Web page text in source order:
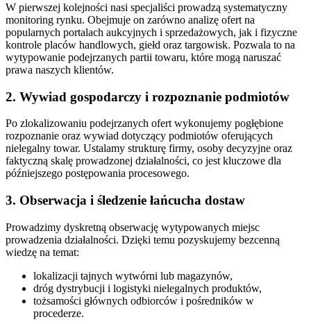
W pierwszej kolejności nasi specjaliści prowadzą systematyczny
monitoring rynku. Obejmuje on zarówno analizę ofert na
popularnych portalach aukcyjnych i sprzedażowych, jak i fizyczne
kontrole placów handlowych, giełd oraz targowisk. Pozwala to na
wytypowanie podejrzanych partii towaru, które mogą naruszać
prawa naszych klientów.
2. Wywiad gospodarczy i rozpoznanie podmiotów
Po zlokalizowaniu podejrzanych ofert wykonujemy pogłębione
rozpoznanie oraz wywiad dotyczący podmiotów oferujących
nielegalny towar. Ustalamy strukturę firmy, osoby decyzyjne oraz
faktyczną skalę prowadzonej działalności, co jest kluczowe dla
późniejszego postępowania procesowego.
3. Obserwacja i śledzenie łańcucha dostaw
Prowadzimy dyskretną obserwację wytypowanych miejsc
prowadzenia działalności. Dzięki temu pozyskujemy bezcenną
wiedzę na temat:
lokalizacji tajnych wytwórni lub magazynów,
dróg dystrybucji i logistyki nielegalnych produktów,
tożsamości głównych odbiorców i pośredników w
procederze.